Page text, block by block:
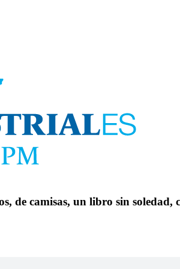
de camisas, un libro sin